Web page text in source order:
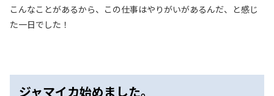
こんなことがあるから、この仕事はやりがいがあるんだ、と感じ
た一日でした！
ジャマイカ始めました。